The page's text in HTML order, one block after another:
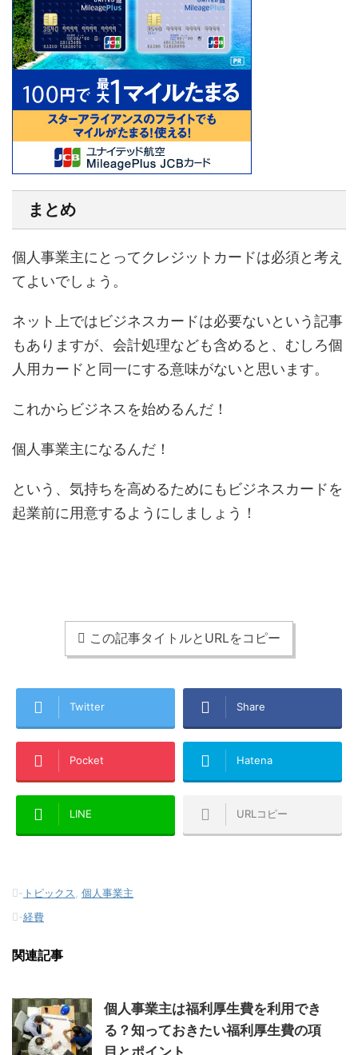
まとめ
個人事業主にとってクレジットカードは必須と考え
てよいでしょう。
ネット上ではビジネスカードは必要ないという記事
もありますが、会計処理なども含めると、むしろ個
人用カードと同一にする意味がないと思います。
これからビジネスを始めるんだ！
個人事業主になるんだ！
という、気持ちを高めるためにもビジネスカードを
起業前に用意するようにしましょう！
この記事タイトルとURLをコピー
Twitter Share
Pocket Hatena
LINE URLコピー
- トピックス
個人事業主
-経費
関連記事
個人事業主は福利厚生費を利用でき
る？知っておきたい福利厚生費の項